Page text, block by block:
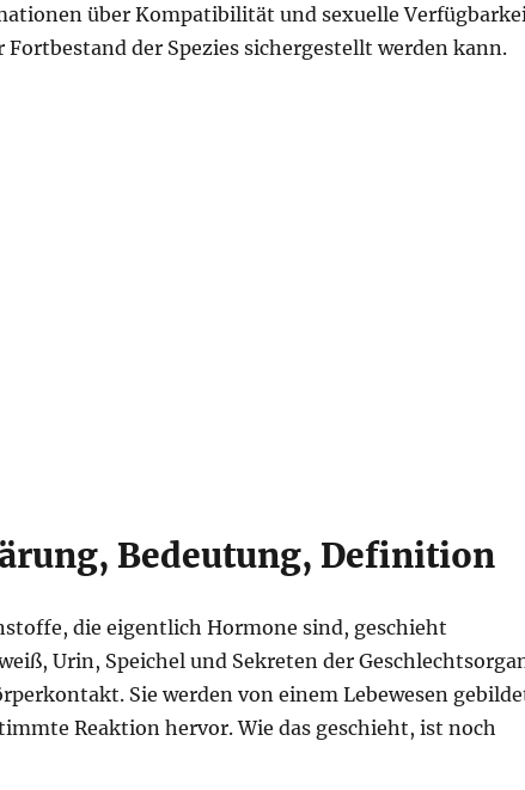
über Kompatibilität und sexuelle
der Spezies sichergestellt werden kann.
Bedeutung, Definition
die eigentlich Hormone sind, geschieht
Urin, Speichel und Sekreten der
Sie werden von einem Lebewesen
Reaktion hervor. Wie das geschieht, ist noch